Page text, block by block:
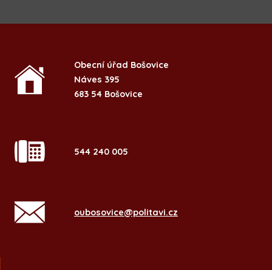
Obecní úřad Bošovice
Náves 395
683 54 Bošovice
544 240 005
oubosovice@politavi.cz